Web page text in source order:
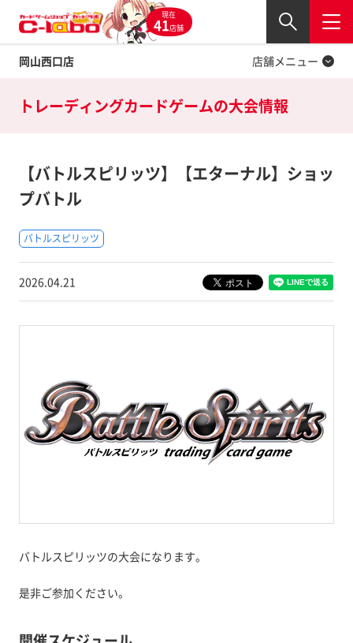
現在
41店舗
岡山西口店
閉じる
店舗メニュー
Twitter
トレーディングカードゲームの大会情報
【バトルスピリッツ】【エターナル】ショッ
プバトル
バトルスピリッツ
2026.04.21
バトルスピリッツの大会になります。
是非ご参加ください。